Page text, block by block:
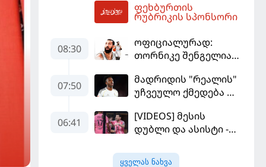
სექტემბერში
გამართავს
ფეხბურთის
რუბრიკის სპონსორი
08:30
ოფიციალურად:
თორნიკე შენგელია
კალათბურთელია
07:50
მადრიდის "რეალის"
უჩვეულო ქმედება და
ვინისიუსის
მომავალი გადაწყდა
06:41
[VIDEOS] მესის
დუბლი და ასისტი -
"სან ლუისს" მოუგო
ყველას ნახვა